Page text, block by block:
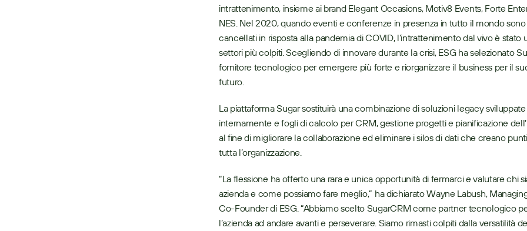
intrattenimento, insieme ai brand Elegant Occasions, Motiv8 Events, Forte
NES. Nel 2020, quando eventi e conferenze in presenza in tutto il mondo sono
cancellati in risposta alla pandemia di COVID, l’intrattenimento dal vivo è stato
settori più colpiti. Scegliendo di innovare durante la crisi, ESG ha selezionato
fornitore tecnologico per emergere più forte e riorganizzare il business per il
futuro.
La piattaforma Sugar sostituirà una combinazione di soluzioni legacy sviluppate
internamente e fogli di calcolo per CRM, gestione progetti e pianificazione
al fine di migliorare la collaborazione ed eliminare i silos di dati che creano
tutta l’organizzazione.
“La flessione ha offerto una rara e unica opportunità di fermarci e valutare chi
azienda e come possiamo fare meglio,” ha dichiarato Wayne Labush,
Co-Founder di ESG. “Abbiamo scelto SugarCRM come partner tecnologico
l’azienda ad andare avanti e perseverare. Siamo rimasti colpiti dalla versatilità